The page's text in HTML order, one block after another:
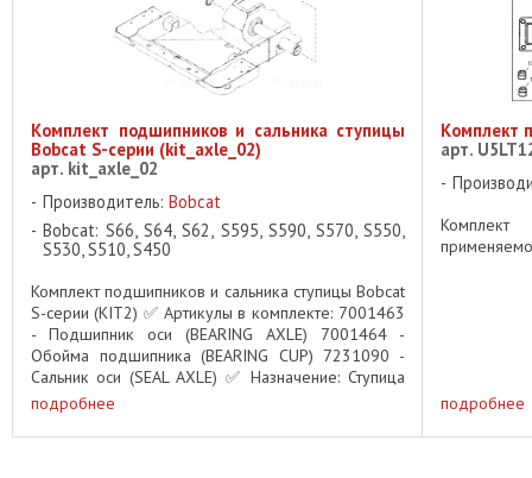
Комплект подшипников и сальника ступицы
Bobcat S-серии (kit_axle_02)
арт. kit_axle_02
Производитель: Bobcat
Bobcat: S66, S64, S62, S595, S590, S570, S550,
S530, S510, S450
Комплект подшипников и сальника ступицы Bobcat
S-серии (KIT2) ✅ Артикулы в комплекте: 7001463
- Подшипник оси (BEARING AXLE) 7001464 -
Обойма подшипника (BEARING CUP) 7231090 -
Сальник оси (SEAL AXLE) ✅ Назначение: Ступица
переднего/заднего моста ✅ ...
подробнее
Комплект
арт.
подробнее